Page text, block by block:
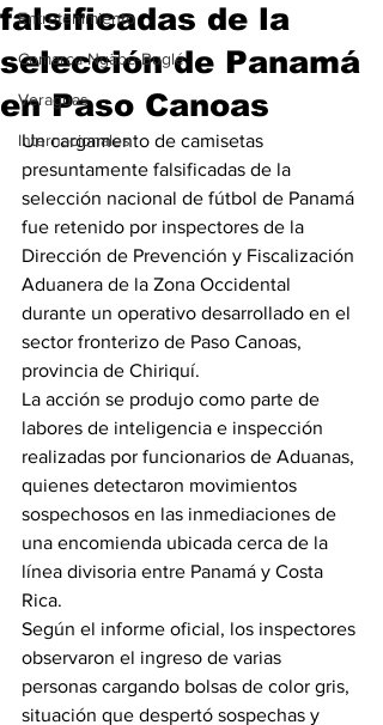
Entretenimiento
Comarca Ngäbe-Buglé
Veraguas
Internacionales
falsificadas de la
selección de Panamá
en Paso Canoas
Un cargamento de camisetas
presuntamente falsificadas de la
selección nacional de fútbol de Panamá
fue retenido por inspectores de la
Dirección de Prevención y Fiscalización
Aduanera de la Zona Occidental
durante un operativo desarrollado en el
sector fronterizo de Paso Canoas,
provincia de Chiriquí.
La acción se produjo como parte de
labores de inteligencia e inspección
realizadas por funcionarios de Aduanas,
quienes detectaron movimientos
sospechosos en las inmediaciones de
una encomienda ubicada cerca de la
línea divisoria entre Panamá y Costa
Rica.
Según el informe oficial, los inspectores
observaron el ingreso de varias
personas cargando bolsas de color gris,
situación que despertó sospechas y